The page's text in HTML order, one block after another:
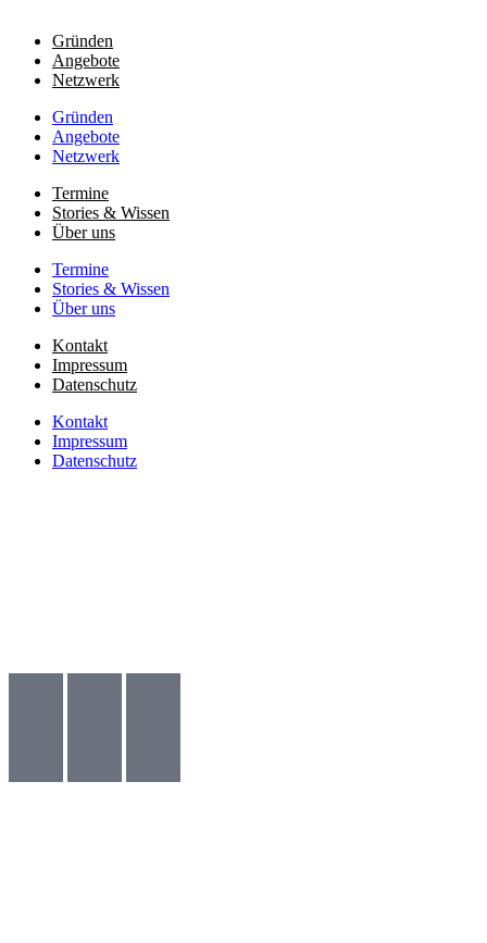
Gründen
Angebote
Netzwerk
Gründen
Angebote
Netzwerk
Termine
Stories & Wissen
Über uns
Termine
Stories & Wissen
Über uns
Kontakt
Impressum
Datenschutz
Kontakt
Impressum
Datenschutz